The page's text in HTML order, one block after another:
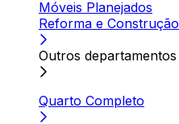
Móveis Planejados
Reforma e Construção
Outros departamentos
Quarto Completo